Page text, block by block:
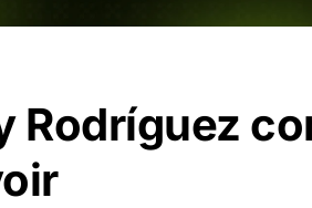
Rodríguez